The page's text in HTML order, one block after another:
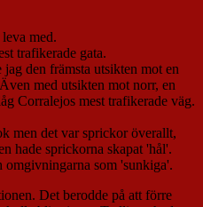
med.
trafikerade gata.
den främsta utsikten mot en
med utsikten mot norr, en
Corralejos mest trafikerade väg.
men det var sprickor överallt,
hade sprickorna skapat 'hål'.
omgivningarna som 'sunkiga'.
Det berodde på att förre